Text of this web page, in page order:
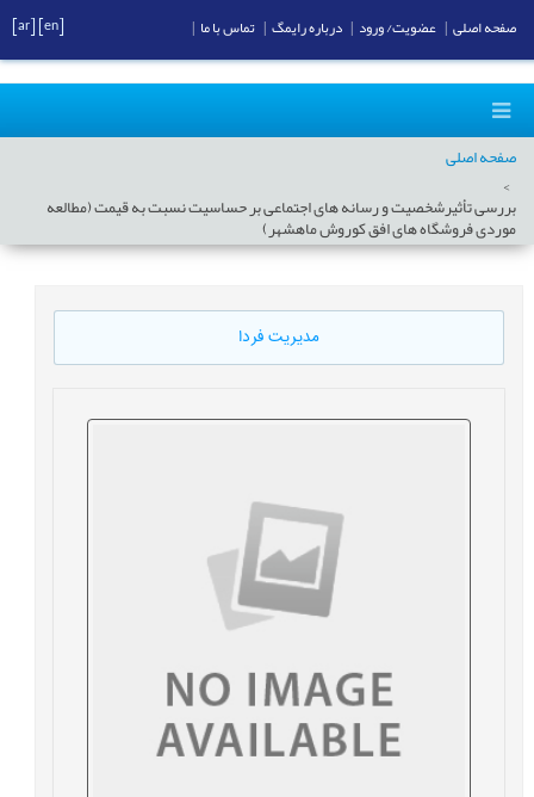
صفحه اصلی
بررسی تأثیرشخصیت و رسانه های اجتماعی بر حساسیت نسبت به قیمت (مطالعه
موردی فروشگاه های افق کوروش ماهشهر)
مدیریت فردا
صفحه اصلی عضویت/ ورود درباره رایمگ تماس با ما [ar]